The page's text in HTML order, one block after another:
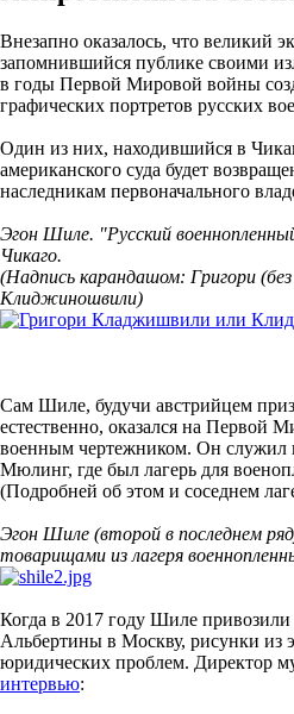
Внезапно оказалось, что великий
запомнившийся публике своими
в годы Первой Мировой войны
графических портретов русских
Один из них, находившийся в
американского суда будет
наследникам первоначального
Эгон Шиле. "Русский
Чикаго.
(Надпись карандашом: Григори
Клиджиношвили)
Сам Шиле, будучи австрийцем
естественно, оказался на Первой
военным чертежником. Он служил
Мюлинг, где был лагерь для
(Подробней об этом и соседнем
Эгон Шиле (второй в последнем
товарищами из лагеря
Когда в 2017 году Шиле привозили
Альбертины в Москву, рисунки из
юридических проблем. Директор
интервью: